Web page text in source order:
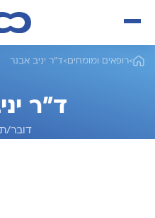
>רופאים ומומחים>ד"ר יניב אבנר
ד"ר
דובר/